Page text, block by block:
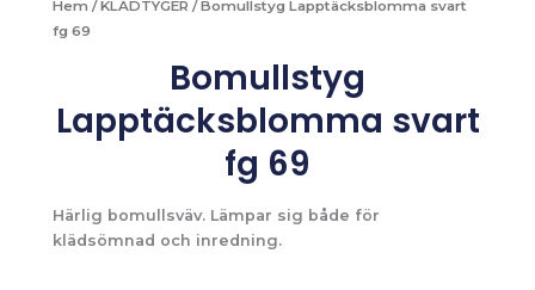
Hem /KLÄDTYGER / Bomullstyg Lapptäcksblomma svart
fg 69
Bomullstyg
Lapptäcksblomma svart
fg 69
Härlig bomullsväv. Lämpar sig både för
klädsömnad och inredning.